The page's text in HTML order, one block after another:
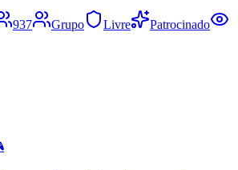
937 Grupo Livre
Patrocinado